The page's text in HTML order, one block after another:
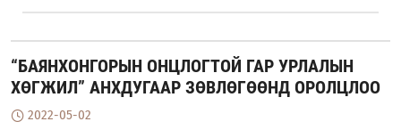
“БАЯНХОНГОРЫН ОНЦЛОГТОЙ ГАР УРЛАЛЫН
ХӨГЖИЛ” АНХДУГААР ЗӨВЛӨГӨӨНД ОРОЛЦЛОО
2022-05-02